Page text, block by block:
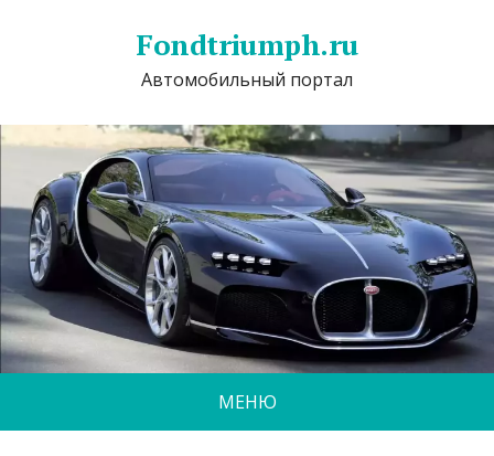
Fondtriumph.ru
Автомобильный портал
МЕНЮ